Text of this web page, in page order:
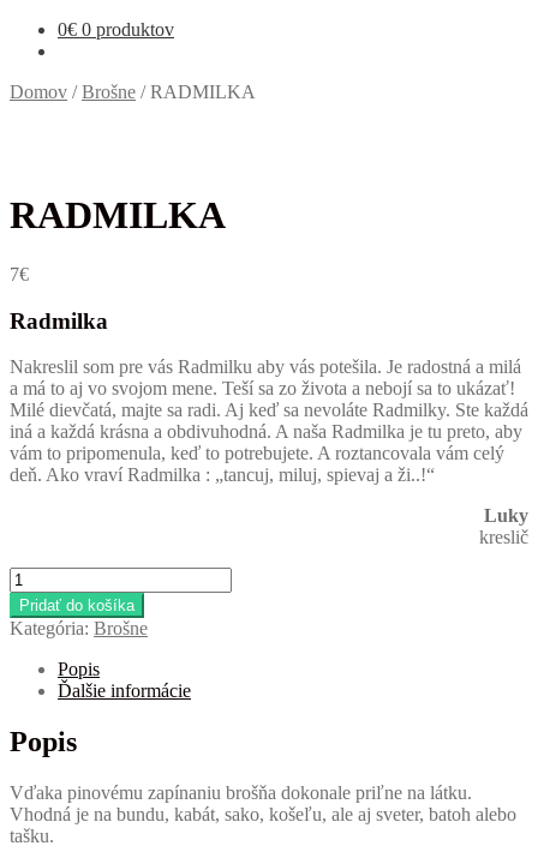
0€ 0 produktov
Domov /Brošne /RADMILKA
RADMILKA
7€
Radmilka
Nakreslil som pre vás Radmilku aby vás potešila. Je radostná a milá
a má to aj vo svojom mene. Teší sa zo života a nebojí sa to ukázať!
Milé dievčatá, majte sa radi. Aj keď sa nevoláte Radmilky. Ste každá
iná a každá krásna a obdivuhodná. A naša Radmilka je tu preto, aby
vám to pripomenula, keď to potrebujete. A roztancovala vám celý
deň. Ako vraví Radmilka : „tancuj, miluj, spievaj a ži..!“
Luky
kreslič
množstvo
RADMILKA
Pridať do košíka
Kategória: Brošne
Popis
Ďalšie informácie
Popis
Vďaka pinovému zapínaniu brošňa dokonale priľne na látku.
Vhodná je na bundu, kabát, sako, košeľu, ale aj sveter, batoh alebo
tašku.